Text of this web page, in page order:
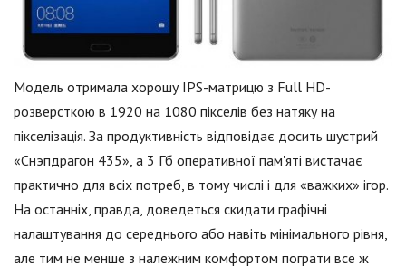
Модель отримала хорошу IPS-матрицю з Full HD-
розверсткою в 1920 на 1080 пікселів без натяку на
пікселізація. За продуктивність відповідає досить шустрий
«Снэпдрагон 435», а 3 Гб оперативної пам'яті вистачає
практично для всіх потреб, в тому числі і для «важких» ігор.
На останніх, правда, доведеться скидати графічні
налаштування до середнього або навіть мінімального рівня,
але тим не менше з належним комфортом пограти все ж